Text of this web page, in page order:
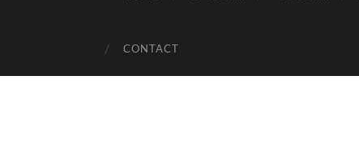
CONTACT